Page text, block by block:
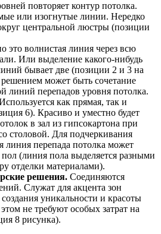
повторяет контур потолка.
или изогнутые линии. Нередко
центральной люстры (позиции
это волнистая линия через всю
Или выделение какого-нибудь
бывает две (позиции 2 и 3 на
может быть сочетание
линий перепадов уровня потолка.
как прямая, так и
6). Красиво и уместно будет
в зал из гипсокартона при
столовой. Для подчеркивания
линия перепада потолка может
пол (линия пола выделяется разными
отделки материалами).
решения. Соединяются
Служат для акцента зон
уникальности и красоты
не требуют особых затрат на
8 рисунка).